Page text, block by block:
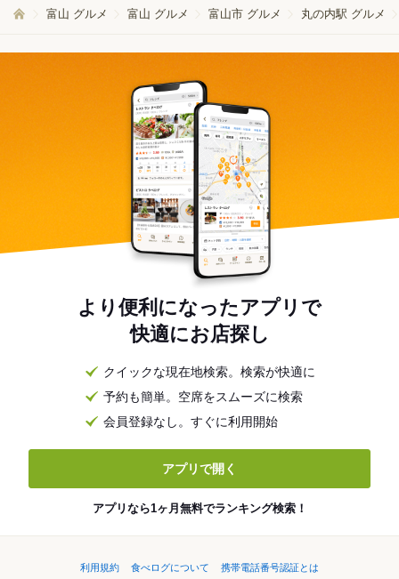
富山 グルメ 富山 グルメ 富山市 グルメ 丸の内駅 グルメ
より便利になったアプリで
快適にお店探し
クイックな現在地検索。検索が快適に
予約も簡単。空席をスムーズに検索
会員登録なし。すぐに利用開始
アプリで開く
アプリなら1ヶ月無料でランキング検索！
利用規約 食べログについて 携帯電話番号認証とは